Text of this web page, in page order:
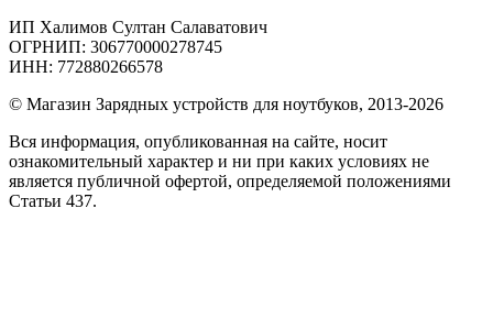
ИП Халимов Султан Салаватович
ОГРНИП: 306770000278745
ИНН: 772880266578
© Магазин Зарядных устройств для ноутбуков, 2013-2026
Вся информация, опубликованная на сайте, носит
ознакомительный характер и ни при каких условиях не
является публичной офертой, определяемой положениями
Статьи 437.